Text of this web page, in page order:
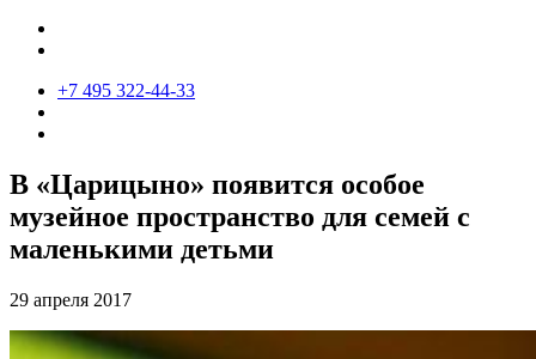
+7 495 322-44-33
В «Царицыно» появится особое
музейное пространство для семей с
маленькими детьми
29 апреля 2017